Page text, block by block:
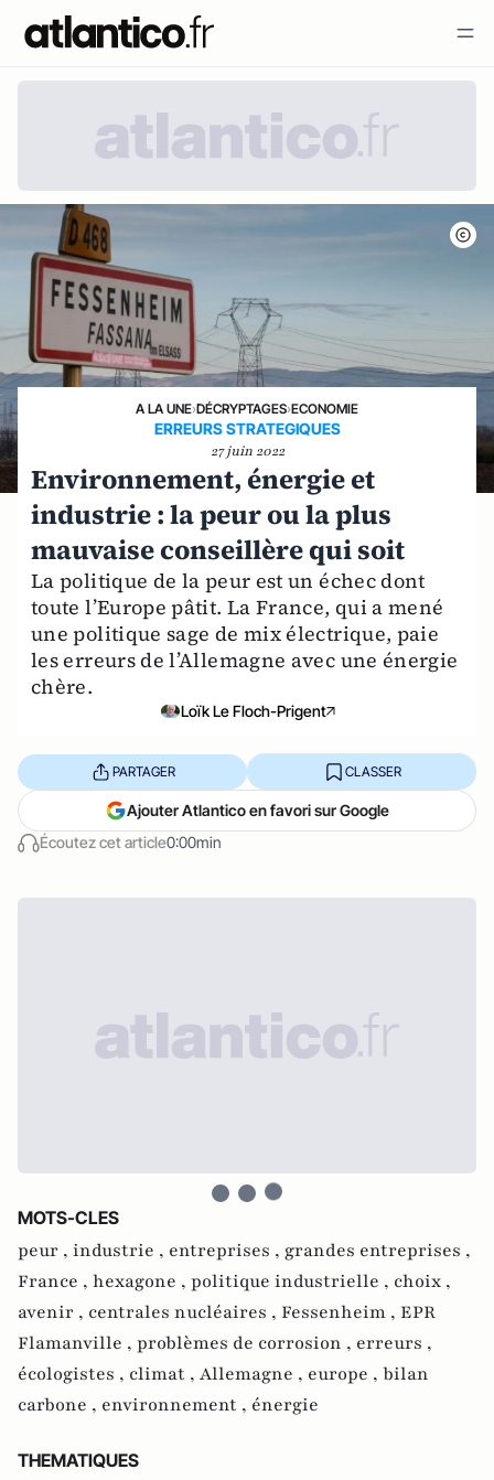
A LA UNE›DÉCRYPTAGES›ECONOMIE
ERREURS STRATEGIQUES
27 juin 2022
Environnement, énergie et
industrie : la peur ou la plus
mauvaise conseillère qui soit
La politique de la peur est un échec dont
toute l’Europe pâtit. La France, qui a mené
une politique sage de mix électrique, paie
les erreurs de l’Allemagne avec une énergie
chère.
Loïk Le Floch-Prigent
Écoutez cet article0:00min
PARTAGER CLASSER
Ajouter Atlantico en favori sur Google
MOTS-CLES
peur , industrie , entreprises , grandes entreprises ,
France , hexagone , politique industrielle , choix ,
avenir , centrales nucléaires , Fessenheim , EPR
Flamanville , problèmes de corrosion , erreurs ,
écologistes , climat , Allemagne , europe , bilan
carbone , environnement , énergie
THEMATIQUES